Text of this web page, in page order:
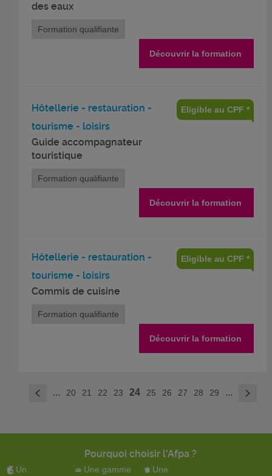
des eaux
Formation qualifiante
Découvrir la formation
Hôtellerie - restauration -
tourisme - loisirs
Guide accompagnateur
touristique
Eligible au CPF *
Formation qualifiante
Découvrir la formation
Hôtellerie - restauration -
tourisme - loisirs
Commis de cuisine
Eligible au CPF *
Formation qualifiante
Découvrir la formation
< ... 20 21 22 23 24 25 26 27 28 29 ... >
Pourquoi choisir l'Afpa ?
Un
Une gamme
Une